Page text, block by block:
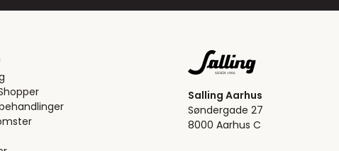
Salling Aarhus
Søndergade 27
8000 Aarhus C